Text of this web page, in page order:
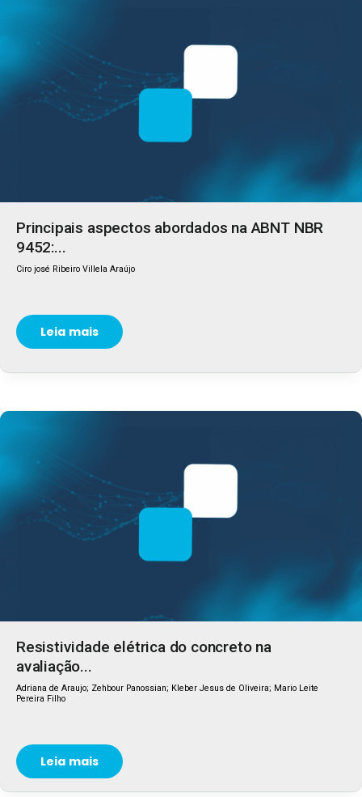
Principais aspectos abordados na ABNT NBR
9452:...
Ciro josé Ribeiro Villela Araújo
Leia mais
Resistividade elétrica do concreto na
avaliação...
Adriana de Araujo; Zehbour Panossian; Kleber Jesus de Oliveira; Mario Leite
Pereira Filho
Leia mais